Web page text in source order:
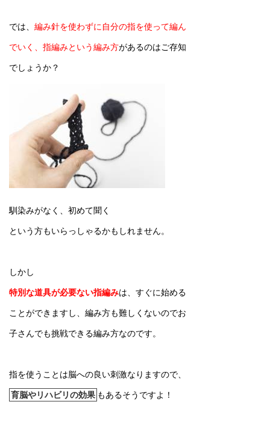
では、 編み針を使わずに自分の指を使って編ん
でいく、指編みという編み方があるのはご存知
でしょうか？
馴染みがなく、初めて聞く
という方もいらっしゃるかもしれません。
しかし
特別な道具が必要ない指編みは、すぐに始める
ことができますし、 編み方も難しくないのでお
子さんでも挑戦できる編み方なのです。
指を使うことは脳への良い刺激なりますので、
育脳やリハビリの効果 もあるそうですよ！